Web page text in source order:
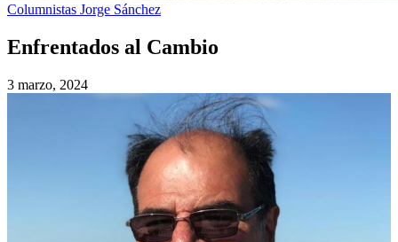
Columnistas Jorge Sánchez
Enfrentados al Cambio
3 marzo, 2024